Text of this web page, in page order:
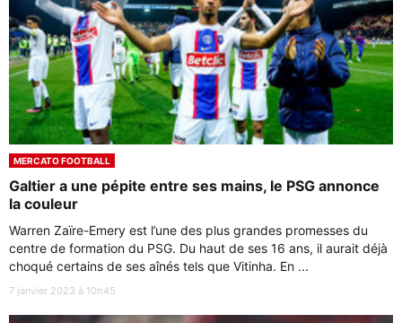
MERCATO FOOTBALL
Galtier a une pépite entre ses mains, le PSG annonce
la couleur
Warren Zaïre-Emery est l’une des plus grandes promesses du
centre de formation du PSG. Du haut de ses 16 ans, il aurait déjà
choqué certains de ses aînés tels que Vitinha. En ...
7 janvier 2023 à 10h45